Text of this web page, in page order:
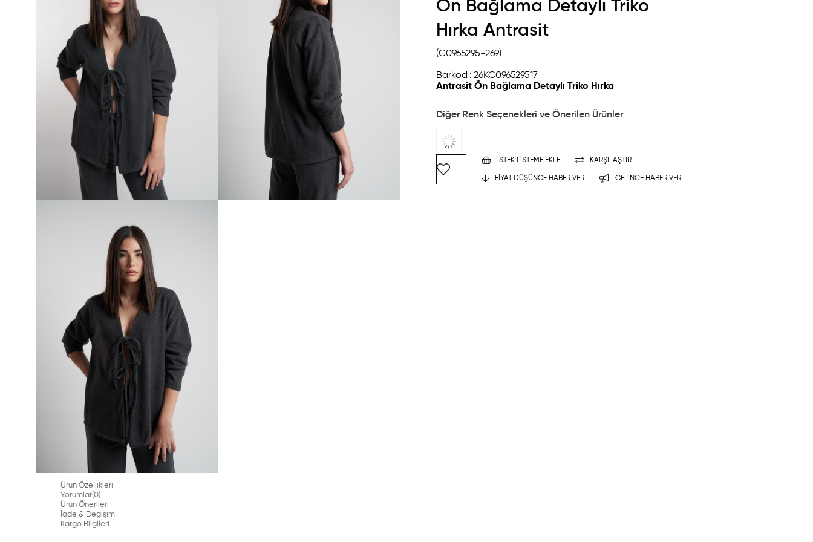
Ön Bağlama Detaylı Triko
Hırka Antrasit
(C0965295-269)
Barkod : 26KC096529517
Antrasit Ön Bağlama Detaylı Triko Hırka
Diğer Renk Seçenekleri ve Önerilen Ürünler
İSTEK LISTEME EKLE KARŞILAŞTIR
FIYAT DÜŞÜNCE HABER VER GELINCE HABER VER
Ürün Özellikleri
Yorumlar(0)
Ürün Önerileri
İade & Degişim
Kargo Bilgileri